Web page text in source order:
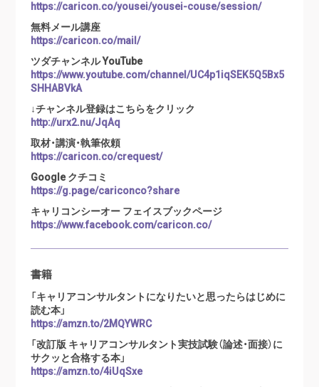
https://caricon.co/yousei/yousei-couse/session/
無料メール講座
https://caricon.co/mail/
ツダチャンネル YouTube
https://www.youtube.com/channel/UC4p1iqSEK5Q5Bx5
SHHABVkA
↓チャンネル登録はこちらをクリック
http://urx2.nu/JqAq
取材・講演・執筆依頼
https://caricon.co/crequest/
Google クチコミ
https://g.page/cariconco?share
キャリコンシーオー フェイスブックページ
https://www.facebook.com/caricon.co/
書籍
「キャリアコンサルタントになりたいと思ったらはじめに
読む本」
https://amzn.to/2MQYWRC
「改訂版 キャリアコンサルタント実技試験（論述・面接）に
サクッと合格する本」
https://amzn.to/4iUqSxe